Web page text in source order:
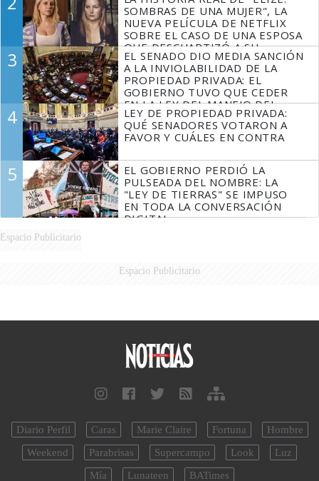
SOMBRAS DE UNA MUJER", LA
NUEVA PELÍCULA DE NETFLIX
SOBRE EL CASO DE UNA ESPOSA
QUE DESCUARTIZÓ A SU
MARIDO
3
EL SENADO DIO MEDIA SANCIÓN
A LA INVIOLABILIDAD DE LA
PROPIEDAD PRIVADA: EL
GOBIERNO TUVO QUE CEDER
EN LA LEY DEL MANEJO DEL
FUEGO
4
LEY DE PROPIEDAD PRIVADA:
QUÉ SENADORES VOTARON A
FAVOR Y CUÁLES EN CONTRA
5
EL GOBIERNO PERDIÓ LA
PULSEADA DEL NOMBRE: LA
"LEY DE TIERRAS" SE IMPUSO
EN TODA LA CONVERSACIÓN
DIGITAL
Espacio Publicitario
Espacio Publicitario
Diario Perfil Caras Marie Claire Fortuna
Hombre
Weekend
Parabrisas Supercampo Look
Luz
Mía
Lunateen BATimes